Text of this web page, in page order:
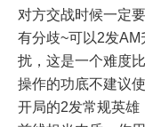
对方交战时候一定
有分歧~可以2发
扰，这是一个难度
操作的功底不建议
开局的2发常规英雄